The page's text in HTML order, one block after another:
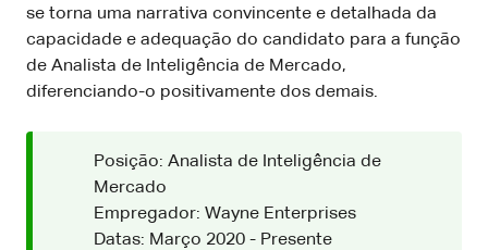
se torna uma narrativa convincente e detalhada da
capacidade e adequação do candidato para a função
de Analista de Inteligência de Mercado,
diferenciando-o positivamente dos demais.
Posição: Analista de Inteligência de
Mercado
Empregador: Wayne Enterprises
Datas: Março 2020 - Presente